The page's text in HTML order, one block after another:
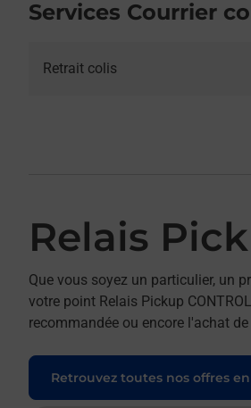
Services Courrier
Retrait colis
Relais
Que vous soyez un particulier, un
votre point Relais Pickup
recommandée ou encore l'achat
Retrouvez toutes nos offres